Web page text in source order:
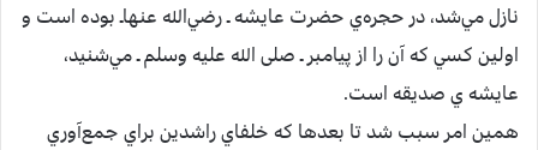
نازل‌ مي‌شد، در حجره‌ي‌ حضرت‌ عايشه ـ رضي‌الله عنهاـ بوده‌ است‌ و
اولين‌ كسي‌ كه‌ آن‌ را از پيامبر ـ صلی الله علیه وسلم ـ مي‌شنيد،
عايشه ي‌ صديقه‌ است‌.
همين‌ امر سبب‌ شد تا بعدها كه‌ خلفاي‌ راشدين‌ براي‌ جمع‌آوري‌